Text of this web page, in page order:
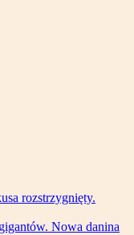
rozstrzygnięty.
Nowa danina